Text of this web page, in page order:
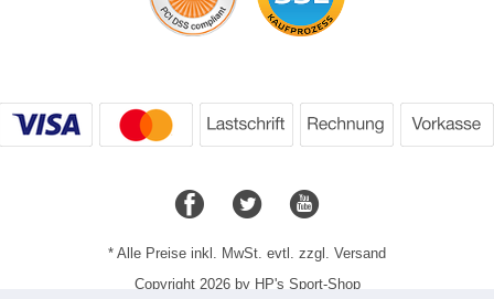
* Alle Preise inkl. MwSt. evtl. zzgl. Versand
Copyright 2026 by HP's Sport-Shop